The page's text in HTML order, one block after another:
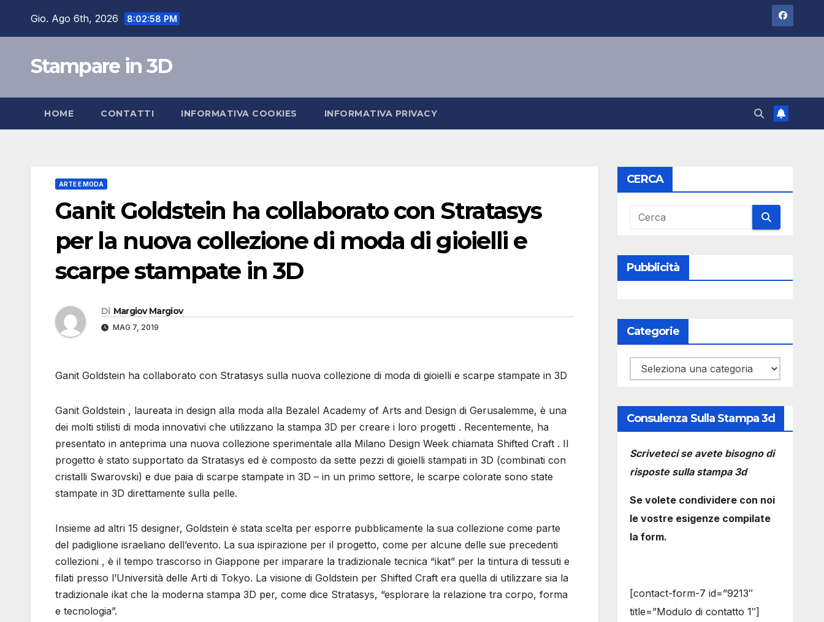
Gio. Ago 6th, 2026 8:02:59 PM
Stampare in 3D
HOME CONTATTI INFORMATIVA COOKIES INFORMATIVA PRIVACY
ARTE E MODA
Ganit Goldstein ha collaborato con Stratasys
per la nuova collezione di moda di gioielli e
scarpe stampate in 3D
Di Margiov Margiov
MAG 7, 2019
Ganit Goldstein ha collaborato con Stratasys sulla nuova collezione di moda di gioielli e scarpe stampate in 3D
Ganit Goldstein , laureata in design alla moda alla Bezalel Academy of Arts and Design di Gerusalemme, è una
dei molti stilisti di moda innovativi che utilizzano la stampa 3D per creare i loro progetti . Recentemente, ha
presentato in anteprima una nuova collezione sperimentale alla Milano Design Week chiamata Shifted Craft . Il
progetto è stato supportato da Stratasys ed è composto da sette pezzi di gioielli stampati in 3D (combinati con
cristalli Swarovski) e due paia di scarpe stampate in 3D – in un primo settore, le scarpe colorate sono state
stampate in 3D direttamente sulla pelle.
Insieme ad altri 15 designer, Goldstein è stata scelta per esporre pubblicamente la sua collezione come parte
del padiglione israeliano dell’evento. La sua ispirazione per il progetto, come per alcune delle sue precedenti
collezioni , è il tempo trascorso in Giappone per imparare la tradizionale tecnica “ikat” per la tintura di tessuti e
filati presso l’Università delle Arti di Tokyo. La visione di Goldstein per Shifted Craft era quella di utilizzare sia la
tradizionale ikat che la moderna stampa 3D per, come dice Stratasys, “esplorare la relazione tra corpo, forma
e tecnologia”.
CERCA
Pubblicità
Categorie
Categorie
Consulenza Sulla Stampa 3d
Scriveteci se avete bisogno di
risposte sulla stampa 3d
Se volete condividere con noi
le vostre esigenze compilate
la form.
[contact-form-7 id=”9213″
title=”Modulo di contatto 1″]